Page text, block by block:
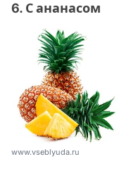
6. С ананасом
www.vseblyuda.ru